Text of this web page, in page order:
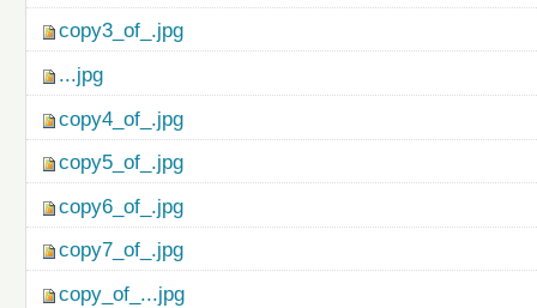
copy3_of_.jpg
...jpg
copy4_of_.jpg
copy5_of_.jpg
copy6_of_.jpg
copy7_of_.jpg
copy_of_...jpg